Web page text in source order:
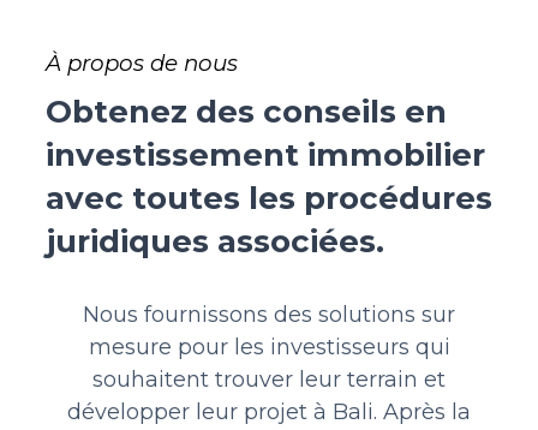
À propos de nous
Obtenez des conseils en
investissement immobilier
avec toutes les procédures
juridiques associées.
Nous fournissons des solutions sur
mesure pour les investisseurs qui
souhaitent trouver leur terrain et
développer leur projet à Bali. Après la